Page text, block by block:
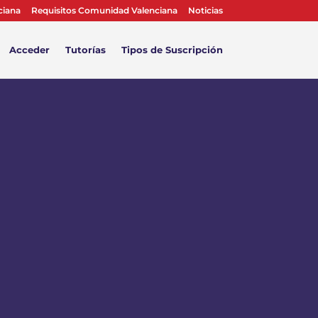
Requisitos Comunidad Valenciana Noticias
Acceder Tutorías Tipos de Suscripción